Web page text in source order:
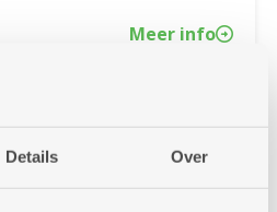
Details Over
Meer info